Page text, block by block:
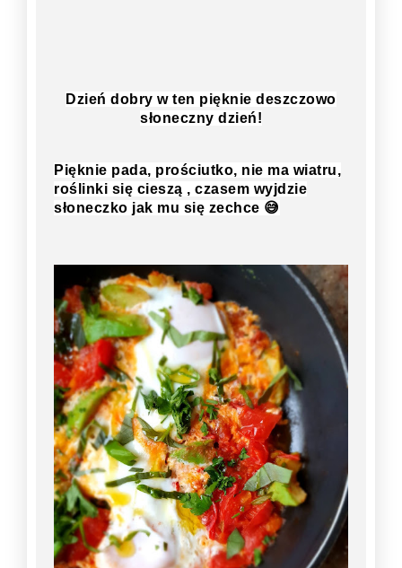
Dzień dobry w ten pięknie deszczowo
słoneczny dzień!
Pięknie pada, prościutko, nie ma wiatru,
roślinki się cieszą , czasem wyjdzie
słoneczko jak mu się zechce 😅